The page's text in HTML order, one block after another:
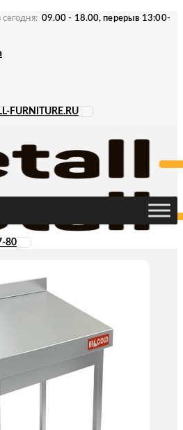
09.00 - 18.00, перерыв 13:00-
FURNITURE.RU
80